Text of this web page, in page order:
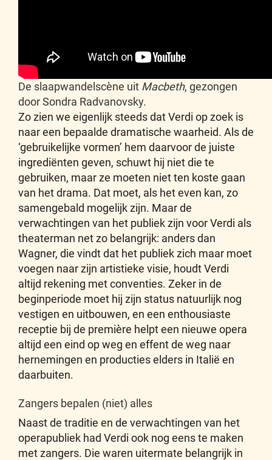
De slaapwandelscène uit Macbeth, gezongen
door Sondra Radvanovsky.
Zo zien we eigenlijk steeds dat Verdi op zoek is
naar een bepaalde dramatische waarheid. Als de
‘gebruikelijke vormen’ hem daarvoor de juiste
ingrediënten geven, schuwt hij niet die te
gebruiken, maar ze moeten niet ten koste gaan
van het drama. Dat moet, als het even kan, zo
samengebald mogelijk zijn. Maar de
verwachtingen van het publiek zijn voor Verdi als
theaterman net zo belangrijk: anders dan
Wagner, die vindt dat het publiek zich maar moet
voegen naar zijn artistieke visie, houdt Verdi
altijd rekening met conventies. Zeker in de
beginperiode moet hij zijn status natuurlijk nog
vestigen en uitbouwen, en een enthousiaste
receptie bij de première helpt een nieuwe opera
altijd een eind op weg en effent de weg naar
hernemingen en producties elders in Italië en
daarbuiten.
Zangers bepalen (niet) alles
Naast de traditie en de verwachtingen van het
operapubliek had Verdi ook nog eens te maken
met zangers. Die waren uitermate belangrijk in